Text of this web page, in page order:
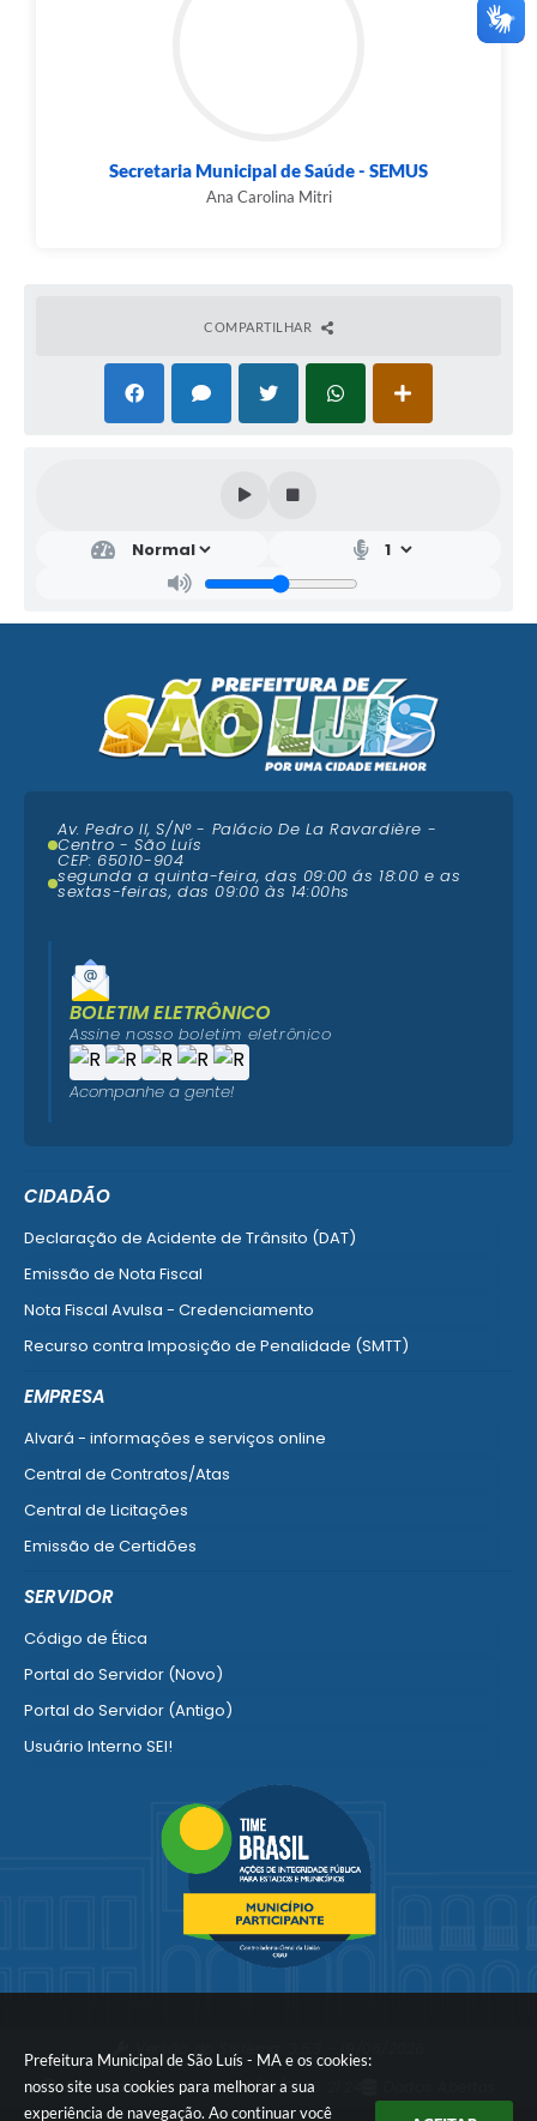
Prefeitura Municipal de São Luís - MA e os cookies:
nosso site usa cookies para melhorar a sua
experiência de navegação. Ao continuar você
Secretaria Municipal de Saúde - SEMUS
Ana Carolina Mitri
COMPARTILHAR
CIDADÃO
Declaração de Acidente de Trânsito (DAT)
Emissão de Nota Fiscal
Nota Fiscal Avulsa - Credenciamento
Recurso contra Imposição de Penalidade (SMTT)
EMPRESA
Alvará - informações e serviços online
Central de Contratos/Atas
Central de Licitações
Emissão de Certidões
SERVIDOR
Código de Ética
Portal do Servidor (Novo)
Portal do Servidor (Antigo)
Usuário Interno SEI!
Portal do Segurado
Manual de Gestão Patrimonial
Ver mais serviços para o Servidor
Av. Pedro II, S/N° - Palácio De La Ravardière -
Centro - São Luís
CEP: 65010-904
segunda a quinta-feira, das 09:00 ás 18:00 e as
sextas-feiras, das 09:00 às 14:00hs
BOLETIM ELETRÔNICO
Assine nosso boletim eletrônico
Acompanhe a gente!
Portal atualizado em:06/08/2026 21:24